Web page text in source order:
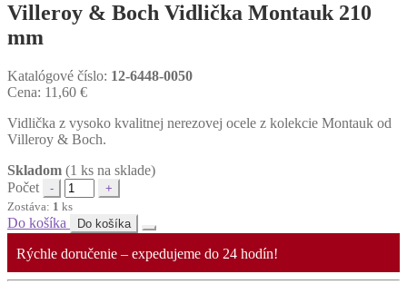
Villeroy & Boch Vidlička Montauk 210
mm
Katalógové číslo: 12-6448-0050
Cena: 11,60 €
Vidlička z vysoko kvalitnej nerezovej ocele z kolekcie Montauk od
Villeroy & Boch.
Skladom (1 ks na sklade)
Počet
Zostáva: 1 ks
Do košíka Do košíka
Rýchle doručenie – expedujeme do 24 hodín!